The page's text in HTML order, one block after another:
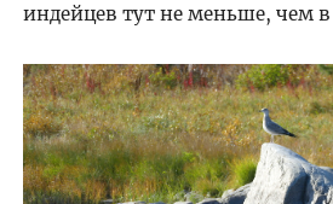
индейцев тут не меньше, чем